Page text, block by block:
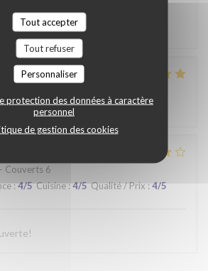
Tout accepter
Tout refuser
Personnaliser
protection des données à caractère
personnel
de gestion des cookies
etc) et le service. Pourquoi pas y
passage à Lilles.
:5/5 Cuisine:5/5 Qualité / Prix:5
Couverts 6
:4/5 Cuisine:4/5 Qualité / Prix:4/5